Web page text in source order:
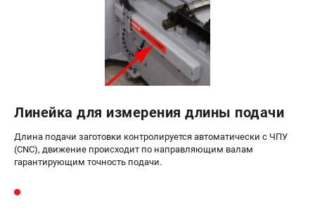
Линейка для измерения длины подачи
Длина подачи заготовки контролируется автоматически c ЧПУ
(СNC), движение происходит по направляющим валам
гарантирующим точность подачи.